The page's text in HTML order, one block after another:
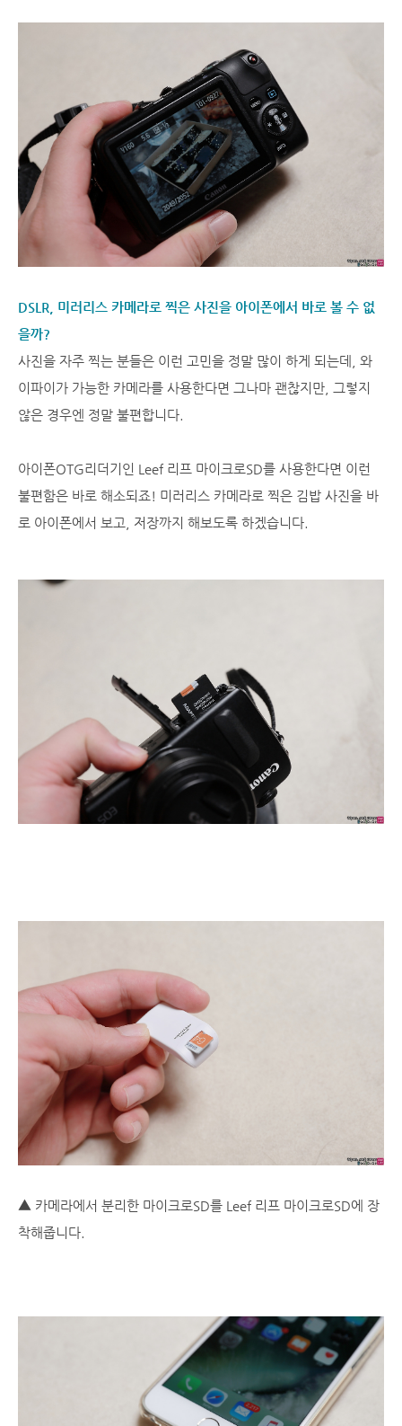
DSLR, 미러리스 카메라로 찍은 사진을 아이폰에서 바로 볼 수 없
을까?
사진을 자주 찍는 분들은 이런 고민을 정말 많이 하게 되는데, 와
이파이가 가능한 카메라를 사용한다면 그나마 괜찮지만, 그렇지
않은 경우엔 정말 불편합니다.
아이폰OTG리더기인 Leef 리프 마이크로SD를 사용한다면 이런
불편함은 바로 해소되죠! 미러리스 카메라로 찍은 김밥 사진을 바
로 아이폰에서 보고, 저장까지 해보도록 하겠습니다.
▲ 카메라에서 분리한 마이크로SD를 Leef 리프 마이크로SD에 장
착해줍니다.